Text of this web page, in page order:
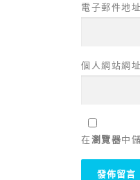
電子郵件地址
個人網站網址
在瀏覽器中